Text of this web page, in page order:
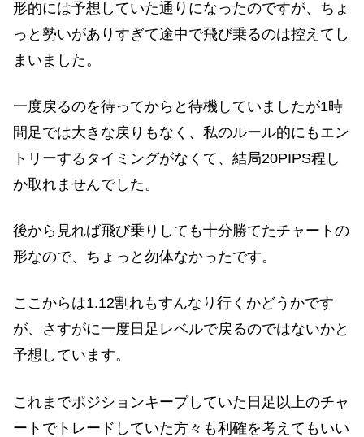
形的には予想していた通りになったのですが、ちょ
っと勢いがありすぎて途中で飛び乗るのは控えてし
まいました。
一度戻るのを待ってからと待機していましたが1時
間足では大きな戻りもなく、私のルール的にもエン
トリーするタイミングがなくて、結局20PIPS程し
か取れませんでした。
後から見れば飛び乗りしても十分勝てたチャートの
形なので、ちょっと勿体なかったです。
ここからは1.12割れもすんなり行くかどうかです
が、さすがに一度日足レベルで戻るのではないかと
予想しています。
これまでポジションキープしていた日足以上のチャ
ートでトレードしていた方々も利確を考えてもいい